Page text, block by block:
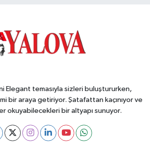
Elegant temasıyla sizleri buluştururken,
bir araya getiriyor. Şatafattan kaçınıyor ve
okuyabilecekleri bir altyapı sunuyor.